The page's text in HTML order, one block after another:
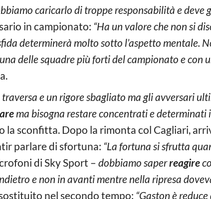
caricarlo di troppe responsabilità e deve
in campionato: “Ha un valore che non si
determinerà molto sotto l’aspetto mentale.
delle squadre più forti del campionato e con
e un rigore sbagliato ma gli avversari
ma bisogna restare concentrati e determinati
la sconfitta. Dopo la rimonta col Cagliari,
parlare di sfortuna: “La fortuna si sfrutta
di Sky Sport – dobbiamo saperreagire
e non in avanti mentre nella ripresa
nel secondo tempo: “Gaston è